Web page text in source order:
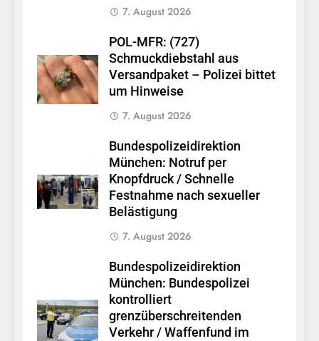
7. August 2026
POL-MFR: (727)
Schmuckdiebstahl aus
Versandpaket – Polizei bittet
um Hinweise
7. August 2026
Bundespolizeidirektion
München: Notruf per
Knopfdruck / Schnelle
Festnahme nach sexueller
Belästigung
7. August 2026
Bundespolizeidirektion
München: Bundespolizei
kontrolliert
grenzüberschreitenden
Verkehr / Waffenfund im